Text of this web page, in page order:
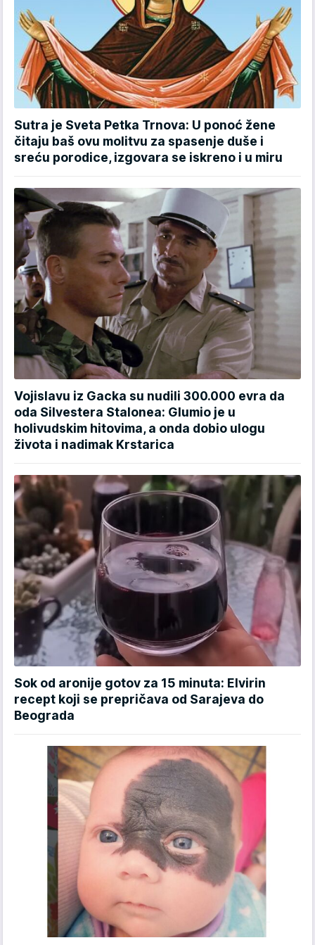
Sutra je Sveta Petka Trnova: U ponoć žene
čitaju baš ovu molitvu za spasenje duše i
sreću porodice, izgovara se iskreno i u miru
Vojislavu iz Gacka su nudili 300.000 evra da
oda Silvestera Stalonea: Glumio je u
holivudskim hitovima, a onda dobio ulogu
života i nadimak Krstarica
Sok od aronije gotov za 15 minuta: Elvirin
recept koji se prepričava od Sarajeva do
Beograda